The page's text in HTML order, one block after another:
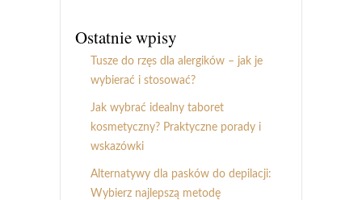
Ostatnie wpisy
Tusze do rzęs dla alergików – jak je
wybierać i stosować?
Jak wybrać idealny taboret
kosmetyczny? Praktyczne porady i
wskazówki
Alternatywy dla pasków do depilacji:
Wybierz najlepszą metodę